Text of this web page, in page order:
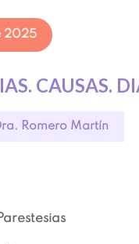
2025
CAUSAS.
Romero Martín